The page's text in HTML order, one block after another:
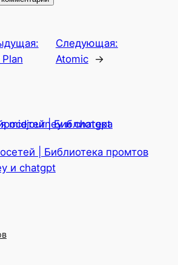
Следующая:
Atomic
→
| Библиотека промтов
и chatgpt